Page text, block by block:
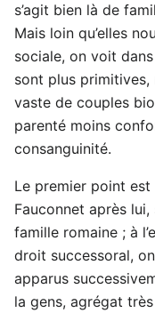
s’agit bien là de
Mais loin qu’elles
sociale, on voit
sont plus primitives,
vaste de couples
parenté moins
consanguinité.
Le premier point
Fauconnet après lui,
famille romaine ; à
droit successoral,
apparus
la gens, agrégat